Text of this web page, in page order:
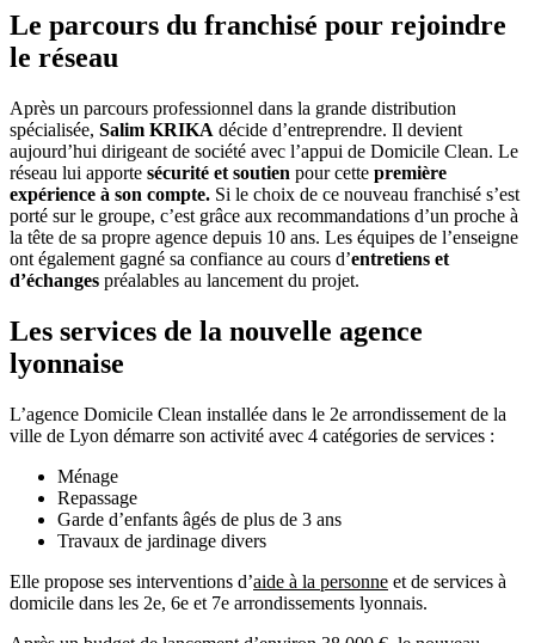
Le parcours du franchisé pour rejoindre
le réseau
Après un parcours professionnel dans la grande distribution
spécialisée, Salim KRIKA décide d’entreprendre. Il devient
aujourd’hui dirigeant de société avec l’appui de Domicile Clean. Le
réseau lui apporte sécurité et soutien pour cette première
expérience à son compte. Si le choix de ce nouveau franchisé s’est
porté sur le groupe, c’est grâce aux recommandations d’un proche à
la tête de sa propre agence depuis 10 ans. Les équipes de l’enseigne
ont également gagné sa confiance au cours d’entretiens et
d’échanges préalables au lancement du projet.
Les services de la nouvelle agence
lyonnaise
L’agence Domicile Clean installée dans le 2e arrondissement de la
ville de Lyon démarre son activité avec 4 catégories de services :
Ménage
Repassage
Garde d’enfants âgés de plus de 3 ans
Travaux de jardinage divers
Elle propose ses interventions d’aide à la personne et de services à
domicile dans les 2e, 6e et 7e arrondissements lyonnais.